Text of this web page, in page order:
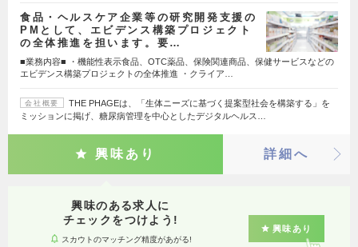
食品・ヘルスケア企業等の研究開発支援の
PMとして、エビデンス構築プロジェクト
の全体推進を担います。要…
■業務内容■ ・機能性表示食品、OTC薬品、保険関連商品、保健サービスなどの
エビデンス構築プロジェクトの全体推進 ・クライア…
会社概要
THE PHAGEは、「生体ニーズに基づく提案型社会を構築する」を
ミッションに掲げ、糖尿病管理を中心としたデジタルヘルス…
興味あり 詳細へ
興味のある求人に
チェックをつけよう!
スカウトのマッチング精度があがる!
興味あり